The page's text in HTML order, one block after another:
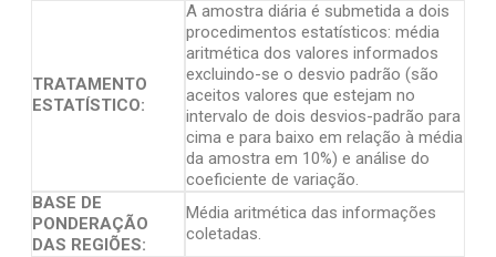
TRATAMENTO
ESTATÍSTICO:
A amostra diária é submetida a dois
procedimentos estatísticos: média
aritmética dos valores informados
excluindo-se o desvio padrão (são
aceitos valores que estejam no
intervalo de dois desvios-padrão para
cima e para baixo em relação à média
da amostra em 10%) e análise do
coeficiente de variação.
BASE DE
PONDERAÇÃO
DAS REGIÕES:
Média aritmética das informações
coletadas.